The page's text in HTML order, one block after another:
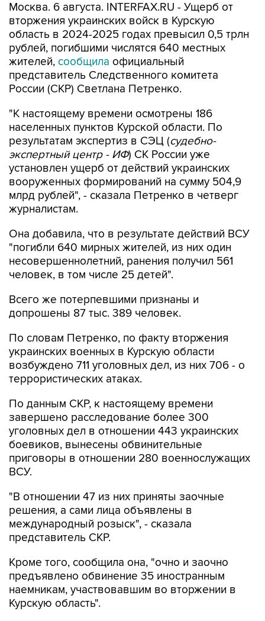
Москва. 6 августа. INTERFAX.RU - Ущерб от
вторжения украинских войск в Курскую
область в 2024-2025 годах превысил 0,5 трлн
рублей, погибшими числятся 640 местных
жителей, сообщила официальный
представитель Следственного комитета
России (СКР) Светлана Петренко.
"К настоящему времени осмотрены 186
населенных пунктов Курской области. По
результатам экспертиз в СЭЦ (судебно-
экспертный центр - ИФ) СК России уже
установлен ущерб от действий украинских
вооруженных формирований на сумму 504,9
млрд рублей", - сказала Петренко в четверг
журналистам.
Она добавила, что в результате действий ВСУ
"погибли 640 мирных жителей, из них один
несовершеннолетний, ранения получил 561
человек, в том числе 25 детей".
Всего же потерпевшими признаны и
допрошены 87 тыс. 389 человек.
По словам Петренко, по факту вторжения
украинских военных в Курскую области
возбуждено 711 уголовных дел, из них 706 - о
террористических атаках.
По данным СКР, к настоящему времени
завершено расследование более 300
уголовных дел в отношении 443 украинских
боевиков, вынесены обвинительные
приговоры в отношении 280 военнослужащих
ВСУ.
"В отношении 47 из них приняты заочные
решения, а сами лица объявлены в
международный розыск", - сказала
представитель СКР.
Кроме того, сообщила она, "очно и заочно
предъявлено обвинение 35 иностранным
наемникам, участвовавшим во вторжении в
Курскую область".